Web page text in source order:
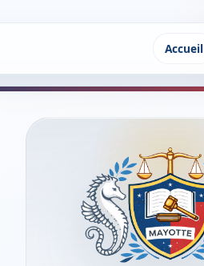
Accueil